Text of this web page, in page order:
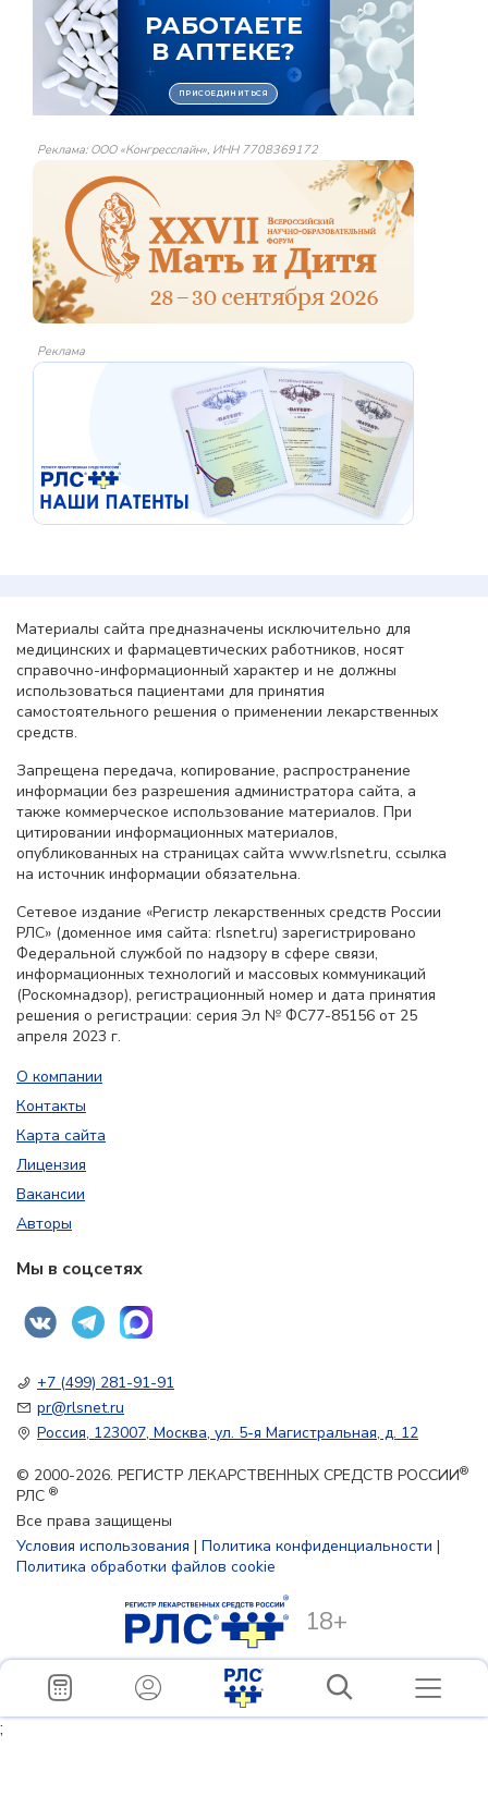
Реклама: ООО «Конгресслайн», ИНН 7708369172
Реклама
Материалы сайта предназначены исключительно для
медицинских и фармацевтических работников, носят
справочно-информационный характер и не должны
использоваться пациентами для принятия
самостоятельного решения о применении лекарственных
средств.
Запрещена передача, копирование, распространение
информации без разрешения администратора сайта, а
также коммерческое использование материалов. При
цитировании информационных материалов,
опубликованных на страницах сайта www.rlsnet.ru, ссылка
на источник информации обязательна.
Сетевое издание «Регистр лекарственных средств России
РЛС» (доменное имя сайта: rlsnet.ru) зарегистрировано
Федеральной службой по надзору в сфере связи,
информационных технологий и массовых коммуникаций
(Роскомнадзор), регистрационный номер и дата принятия
решения о регистрации: серия Эл № ФС77-85156 от 25
апреля 2023 г.
О компании
Контакты
Карта сайта
Лицензия
Вакансии
Авторы
Мы в соцсетях
+7 (499) 281-91-91
pr@rlsnet.ru
Россия, 123007, Москва, ул. 5-я Магистральная, д. 12
© 2000-2026. РЕГИСТР ЛЕКАРСТВЕННЫХ СРЕДСТВ РОССИИ®
РЛС ®
Все права защищены
Условия использования | Политика конфиденциальности |
Политика обработки файлов cookie
18+
;